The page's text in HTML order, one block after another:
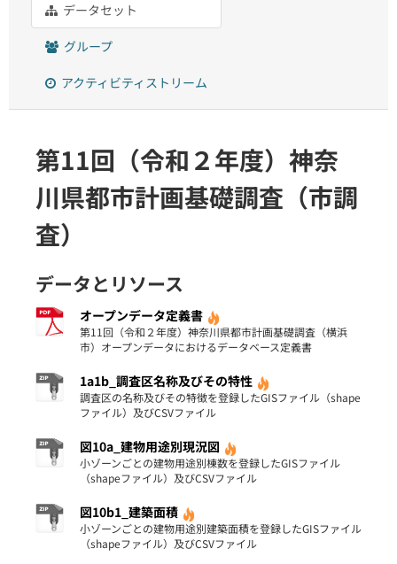
データセット
グループ
アクティビティストリーム
第11回（令和２年度）神奈
川県都市計画基礎調査（市調
査）
データとリソース
オープンデータ定義書
第11回（令和２年度）神奈川県都市計画基礎調査（横浜
市）オープンデータにおけるデータベース定義書
1a1b_調査区名称及びその特性
調査区の名称及びその特徴を登録したGISファイル（shape
ファイル）及びCSVファイル
図10a_建物用途別現況図
小ゾーンごとの建物用途別棟数を登録したGISファイル
（shapeファイル）及びCSVファイル
図10b1_建築面積
小ゾーンごとの建物用途別建築面積を登録したGISファイル
（shapeファイル）及びCSVファイル